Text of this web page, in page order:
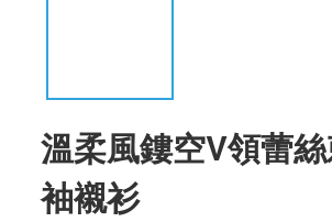
溫柔風鏤空V領蕾
袖襯衫